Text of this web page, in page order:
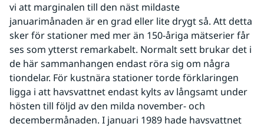
vi att marginalen till den näst mildaste
januarimånaden är en grad eller lite drygt så. Att detta
sker för stationer med mer än 150-åriga mätserier får
ses som ytterst remarkabelt. Normalt sett brukar det i
de här sammanhangen endast röra sig om några
tiondelar. För kustnära stationer torde förklaringen
ligga i att havsvattnet endast kylts av långsamt under
hösten till följd av den milda november- och
decembermånaden. I januari 1989 hade havsvattnet